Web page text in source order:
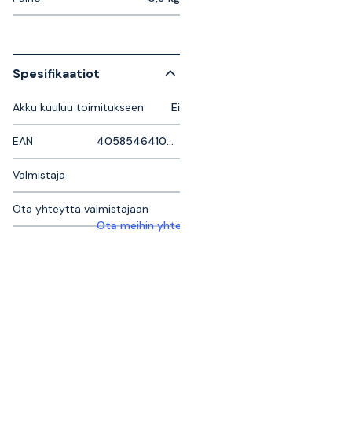
Spesifikaatiot
Akku kuuluu toimitukseen Ei
EAN 4058546410261
Valmistaja
Ota yhteyttä valmistajaan
Ota meihin yhteyttä saadaksesi lisätietoja